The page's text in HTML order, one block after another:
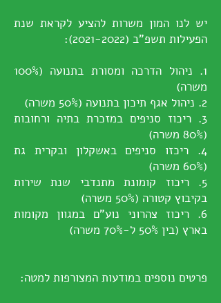
יש לנו המון משרות להציע לקראת שנת
הפעילות תשפ"ב (2021-2022)
:
1. ניהול הדרכה ומסורת בתנועה (100%
משרה)
2. ניהול אגף תיכון בתנועה (50% משרה)
3. ריכוז סניפים במזכרת בתיה ורחובות
(80% משרה)
4. ריכזו סניפים באשקלון ובקרית גת
(60% משרה)
5. ריכוז קומונת מתנדבי שנת שירות
בקיבוץ קטורה (50% משרה)
6. ריכוז צהרוני נוע"ם במגוון מקומות
בארץ (בין 50% ל-70% משרה)
פרטים נוספים במודעות המצורפות למטה: